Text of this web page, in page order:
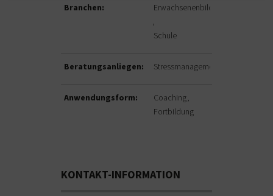
Branchen: Erwachsenenbildung
Schule
Beratungsanliegen: Stressmanagement
Anwendungsform:
Coaching
Fortbildung
KONTAKT-INFORMATION